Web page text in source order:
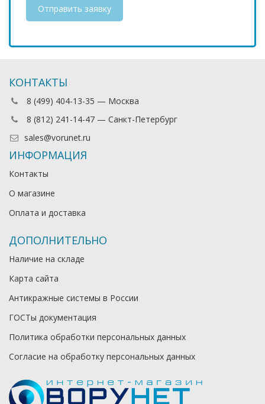
КОНТАКТЫ
8 (499) 404-13-35 — Москва
8 (812) 241-14-47 — Санкт-Петербург
sales@vorunet.ru
ИНФОРМАЦИЯ
Контакты
О магазине
Оплата и доставка
ДОПОЛНИТЕЛЬНО
Наличие на складе
Карта сайта
Антикражные системы в России
ГОСТы документация
Политика обработки персональных данных
Согласие на обработку персональных данных